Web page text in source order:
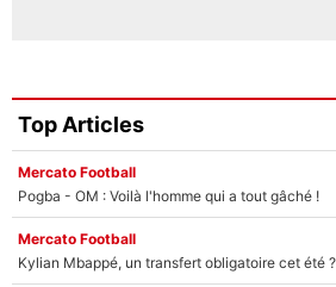
Top Articles
Mercato Football
Pogba - OM : Voilà l'homme qui a tout gâché !
Mercato Football
Kylian Mbappé, un transfert obligatoire cet été ?